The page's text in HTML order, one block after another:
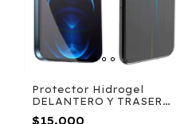
Protector Hidrogel
DELANTERO Y TRASERO
para cualquier modelo
$15.000